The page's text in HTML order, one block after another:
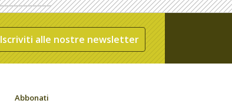
Iscriviti alle nostre newsletter
Abbonati